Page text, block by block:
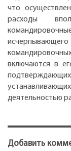
что
расходы
включаются в
деятельностью
Добавить